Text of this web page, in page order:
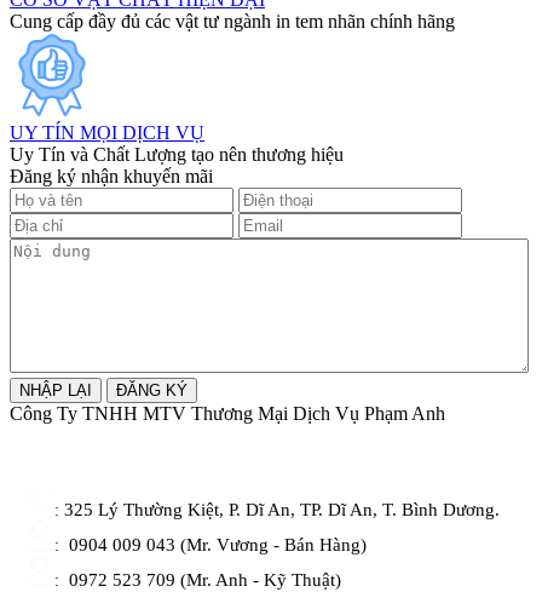
Cung cấp đầy đủ các vật tư ngành in tem nhãn chính hãng
UY TÍN MỌI DỊCH VỤ
Uy Tín và Chất Lượng tạo nên thương hiệu
Đăng ký nhận khuyến mãi
Công Ty TNHH MTV Thương Mại Dịch Vụ Phạm Anh
: 325 Lý Thường Kiệt, P. Dĩ An, TP. Dĩ An, T. Bình Dương.
: 0904 009 043 (Mr. Vương - Bán Hàng)
: 0972 523 709 (Mr. Anh - Kỹ Thuật)